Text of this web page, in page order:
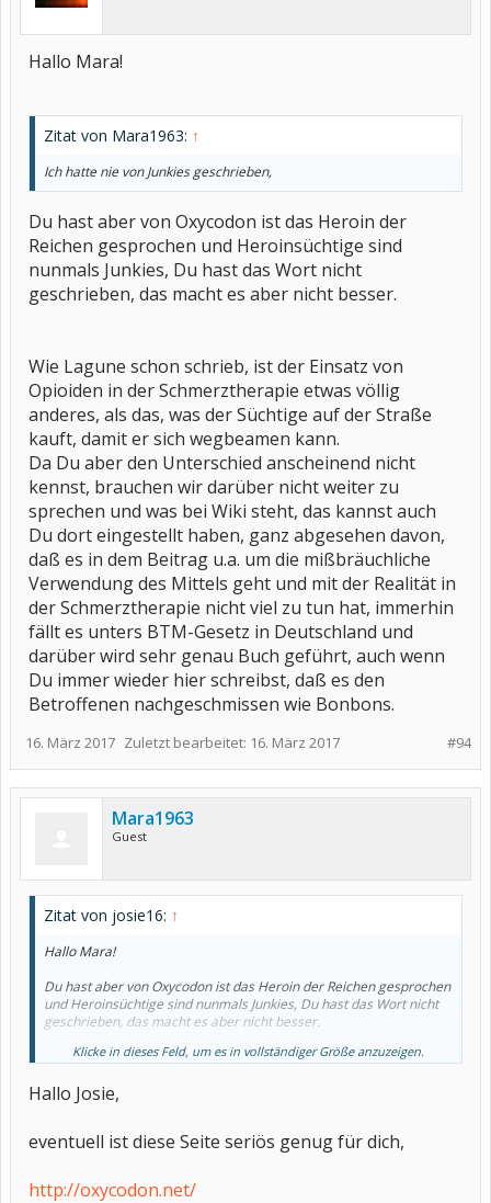
Hallo Mara!
Zitat von Mara1963: ↑
Ich hatte nie von Junkies geschrieben,
Du hast aber von Oxycodon ist das Heroin der
Reichen gesprochen und Heroinsüchtige sind
nunmals Junkies, Du hast das Wort nicht
geschrieben, das macht es aber nicht besser.
Wie Lagune schon schrieb, ist der Einsatz von
Opioiden in der Schmerztherapie etwas völlig
anderes, als das, was der Süchtige auf der Straße
kauft, damit er sich wegbeamen kann.
Da Du aber den Unterschied anscheinend nicht
kennst, brauchen wir darüber nicht weiter zu
sprechen und was bei Wiki steht, das kannst auch
Du dort eingestellt haben, ganz abgesehen davon,
daß es in dem Beitrag u.a. um die mißbräuchliche
Verwendung des Mittels geht und mit der Realität in
der Schmerztherapie nicht viel zu tun hat, immerhin
fällt es unters BTM-Gesetz in Deutschland und
darüber wird sehr genau Buch geführt, auch wenn
Du immer wieder hier schreibst, daß es den
Betroffenen nachgeschmissen wie Bonbons.
#94
16. März 2017 Zuletzt bearbeitet: 16. März 2017
Mara1963
Guest
Zitat von josie16: ↑
Hallo Mara!
Du hast aber von Oxycodon ist das Heroin der Reichen gesprochen
und Heroinsüchtige sind nunmals Junkies, Du hast das Wort nicht
geschrieben, das macht es aber nicht besser.
Wie Lagune schon schrieb, ist der Einsatz von Opioiden in der
auf der Straße kauft, damit er sich wegbeamen kann.
Da Du aber den Unterschied anscheinend nicht kennst, brauchen
kannst auch Du dort eingestellt haben
Klicke in dieses Feld, um es in vollständiger Größe anzuzeigen.
Hallo Josie,
eventuell ist diese Seite seriös genug für dich,
http://oxycodon.net/